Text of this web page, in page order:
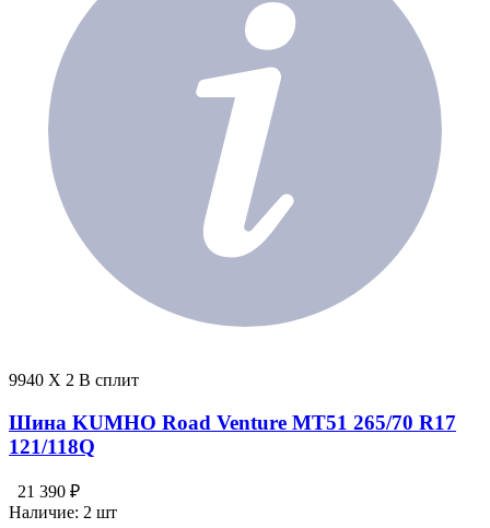
9940 X 2 В сплит
Шина KUMHO Road Venture MT51 265/70 R17
121/118Q
21 390 ₽
Наличие: 2 шт